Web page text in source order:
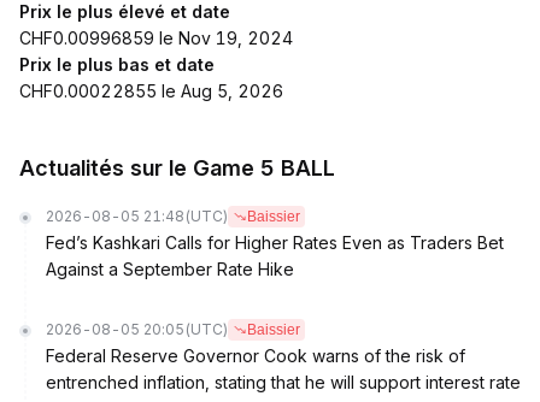
Prix le plus élevé et date
CHF0.00996859 le Nov 19, 2024
Prix le plus bas et date
CHF0.00022855 le Aug 5, 2026
Actualités sur le Game 5 BALL
2026-08-05 21:48 (UTC) Baissier
Fed’s Kashkari Calls for Higher Rates Even as Traders Bet
Against a September Rate Hike
2026-08-05 20:05 (UTC) Baissier
Federal Reserve Governor Cook warns of the risk of
entrenched inflation, stating that he will support interest rate